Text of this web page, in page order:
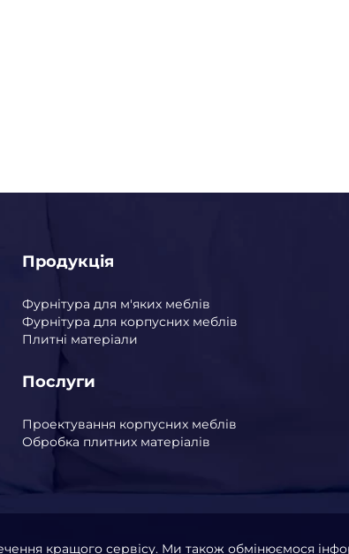
Продукція
Фурнітура для м'яких меблів
Фурнітура для корпусних меблів
Плитні матеріали
Послуги
Проектування корпусних меблів
Обробка плитних матеріалів
кращого сервісу. Ми також обмінюємося